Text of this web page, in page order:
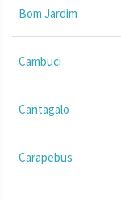
Bom Jardim
Cambuci
Cantagalo
Carapebus